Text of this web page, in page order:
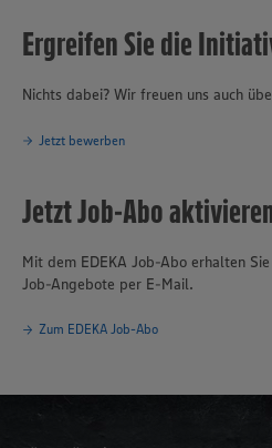
Ergreifen Sie die
Nichts dabei? Wir freuen uns auch
Jetzt bewerben
Jetzt Job-Abo
Mit dem EDEKA Job-Abo erhalten
Job-Angebote per E-Mail.
Zum EDEKA Job-Abo